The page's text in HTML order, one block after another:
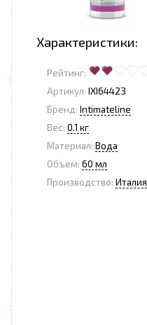
Характеристики:
Рейтинг:
Артикул: IXI64423
Бренд: Intimateline
Вес: 0.1 кг
Материал: Вода
Объем: 60 мл
Производство: Италия